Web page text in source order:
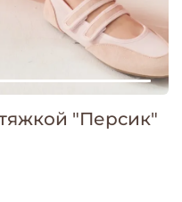
"Персик"